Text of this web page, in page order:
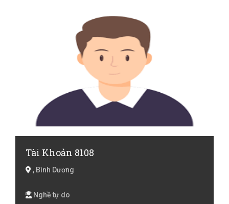
Tiếng Anh lớp 7, Tiếng Anh lớp 8, Tiếng Anh lớp 9 ,
Tiếng Anh online, Tiếng Nhật, Tiếng Nhật các chương
trình khác, Tiếng Nhật cho người đi làm, Tiếng Nhật
cho trẻ em, Tiếng Nhật chuyên ngành, Tiếng Nhật cơ
bản, Tiếng Nhật dịch thuật, Tiếng Nhật giao tiếp, Tiếng
Nhật luyện viết, Tiếng Nhật N2, Tiếng Nhật N3, Tiếng
Nhật N4, Tiếng Nhật N5, Tiếng Nhật online, Tiếng Việt
Lớp 1, Tiếng Việt Lớp 2, Tiếng Việt lớp 3, Tiếng Việt lóp
4, Tiếng Việt lớp 5
Tài Khoản 8108
, Bình Dương
Nghề tự do